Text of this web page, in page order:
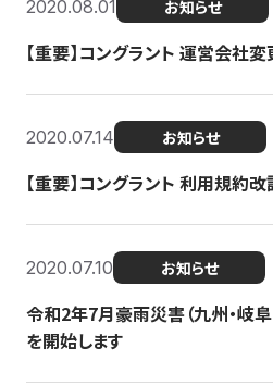
2020.08.01 お知らせ
【重要】コングラント 運営会社
2020.07.14 お知らせ
【重要】コングラント 利用規約
2020.07.10 お知らせ
令和2年7月豪雨災害（九州・岐
を開始します